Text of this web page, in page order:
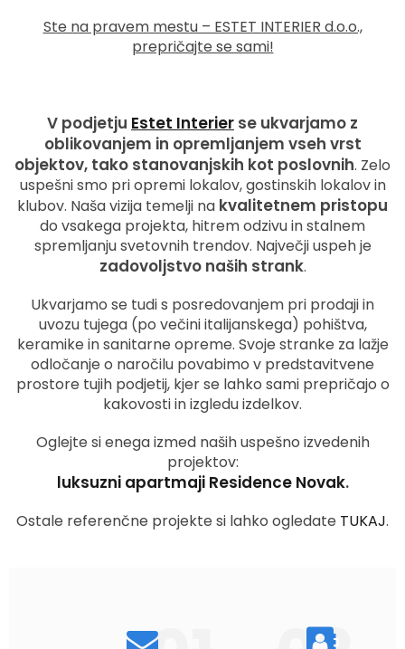
Ste na pravem mestu – ESTET INTERIER d.o.o.,
prepričajte se sami!
V podjetju Estet Interier se ukvarjamo z
oblikovanjem in opremljanjem vseh vrst
objektov, tako stanovanjskih kot poslovnih. Zelo
uspešni smo pri opremi lokalov, gostinskih lokalov in
klubov. Naša vizija temelji na kvalitetnem pristopu
do vsakega projekta, hitrem odzivu in stalnem
spremljanju svetovnih trendov. Največji uspeh je
zadovoljstvo naših strank.
Ukvarjamo se tudi s posredovanjem pri prodaji in
uvozu tujega (po večini italijanskega) pohištva,
keramike in sanitarne opreme. Svoje stranke za lažje
odločanje o naročilu povabimo v predstavitvene
prostore tujih podjetij, kjer se lahko sami prepričajo o
kakovosti in izgledu izdelkov.
Oglejte si enega izmed naših uspešno izvedenih
projektov:
luksuzni apartmaji Residence Novak.
Ostale referenčne projekte si lahko ogledate TUKAJ.